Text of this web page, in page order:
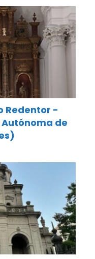
Redentor -
de